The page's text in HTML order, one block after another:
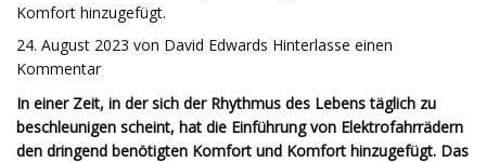
Komfort hinzugefügt.
24. August 2023 von David Edwards Hinterlasse einen
Kommentar
In einer Zeit, in der sich der Rhythmus des Lebens täglich zu
beschleunigen scheint, hat die Einführung von Elektrofahrrädern
den dringend benötigten Komfort und Komfort hinzugefügt. Das